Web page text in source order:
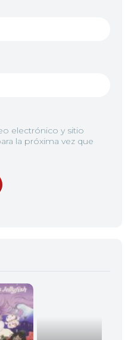
electrónico y sitio
la próxima vez que